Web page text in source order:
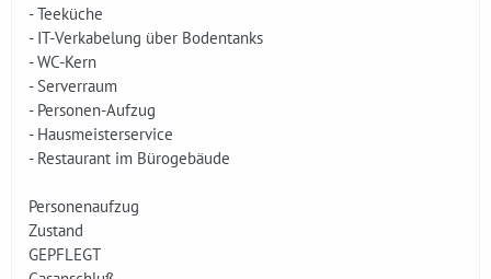
- Teeküche
- IT-Verkabelung über Bodentanks
- WC-Kern
- Serverraum
- Personen-Aufzug
- Hausmeisterservice
- Restaurant im Bürogebäude
Personenaufzug
Zustand
GEPFLEGT